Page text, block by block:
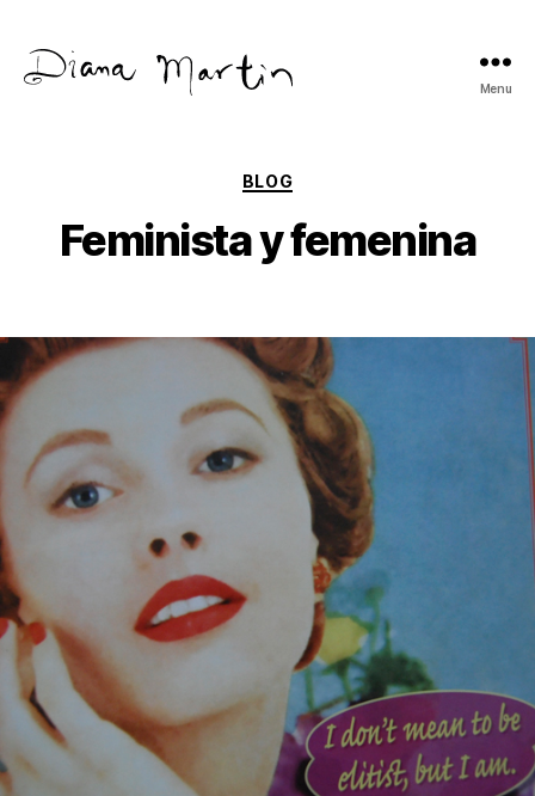
Menu
Categories
BLOG
Feminista y femenina